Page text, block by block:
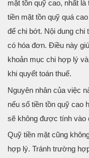
mặt tồn quỹ cao, nhất
tiền mặt tồn quỹ quá
để chi bớt. Nội dung chi
có hóa đơn. Điều này
khoản mục chi hợp lý
khi quyết toán thuế.
Nguyên nhân của việc
nếu số tiền tồn quỹ cao
sẽ không được tính vào
Quỹ tiền mặt cũng
hợp lý. Tránh trường